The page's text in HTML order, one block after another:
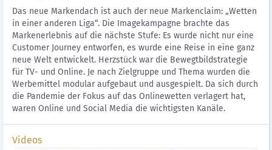
Das neue Markendach ist auch der neue Markenclaim: „Wetten
in einer anderen Liga“. Die Imagekampagne brachte das
Markenerlebnis auf die nächste Stufe: Es wurde nicht nur eine
Customer Journey entworfen, es wurde eine Reise in eine ganz
neue Welt entwickelt. Herzstück war die Bewegtbildstrategie
für TV- und Online. Je nach Zielgruppe und Thema wurden die
Werbemittel modular aufgebaut und ausgespielt. Da sich durch
die Pandemie der Fokus auf das Onlinewetten verlagert hat,
waren Online und Social Media die wichtigsten Kanäle.
Videos